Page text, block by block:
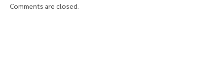
Comments are closed.